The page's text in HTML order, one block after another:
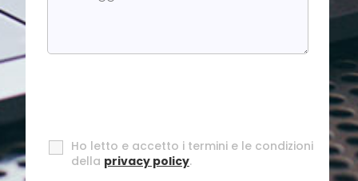
Ho letto e accetto i termini e le condizioni
della privacy policy.